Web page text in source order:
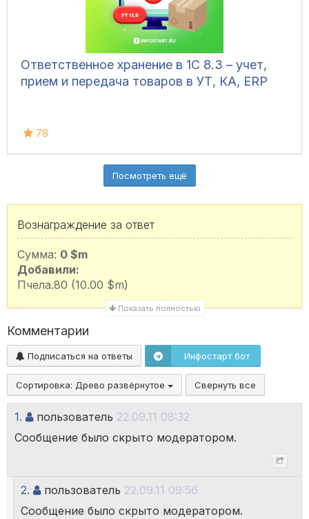
Ответственное хранение в 1С 8.3 – учет,
прием и передача товаров в УТ, КА, ERP
78
Посмотреть ещё
Вознаграждение за ответ
Сумма: 0 $m
Добавили:
Пчела.80 (10.00 $m)
Показать полностью
Комментарии
Подписаться на ответы Инфостарт бот
Сортировка: Древо развёрнутое Свернуть все
1. пользователь 22.09.11 08:32
Сообщение было скрыто модератором.
2. пользователь 22.09.11 09:56
Сообщение было скрыто модератором.